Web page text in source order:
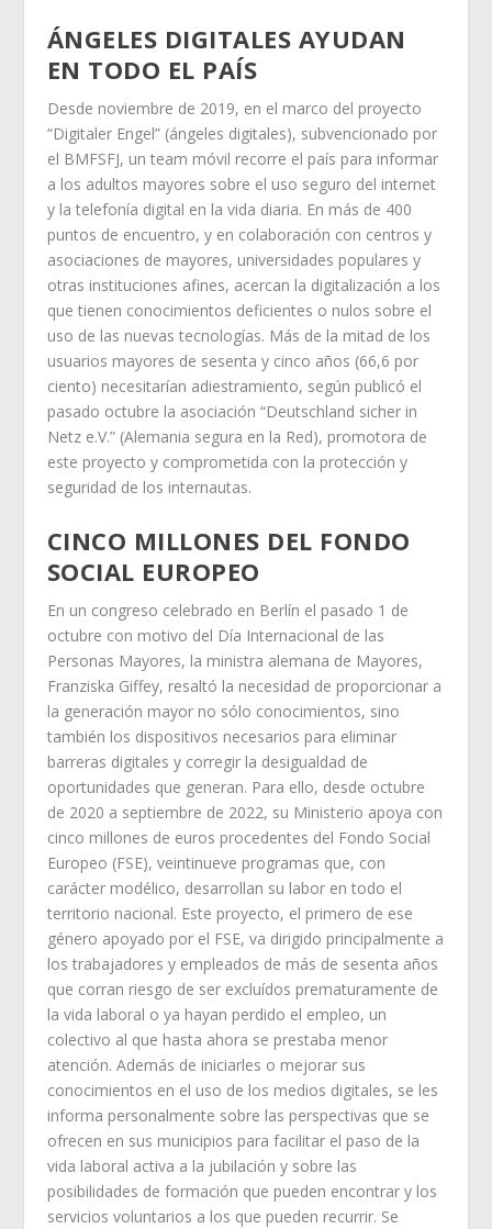
ÁNGELES DIGITALES AYUDAN
EN TODO EL PAÍS
Desde noviembre de 2019, en el marco del proyecto
“Digitaler Engel” (ángeles digitales), subvencionado por
el BMFSFJ, un team móvil recorre el país para informar
a los adultos mayores sobre el uso seguro del internet
y la telefonía digital en la vida diaria. En más de 400
puntos de encuentro, y en colaboración con centros y
asociaciones de mayores, universidades populares y
otras instituciones afines, acercan la digitalización a los
que tienen conocimientos deficientes o nulos sobre el
uso de las nuevas tecnologías. Más de la mitad de los
usuarios mayores de sesenta y cinco años (66,6 por
ciento) necesitarían adiestramiento, según publicó el
pasado octubre la asociación “Deutschland sicher in
Netz e.V.” (Alemania segura en la Red), promotora de
este proyecto y comprometida con la protección y
seguridad de los internautas.
CINCO MILLONES DEL FONDO
SOCIAL EUROPEO
En un congreso celebrado en Berlín el pasado 1 de
octubre con motivo del Día Internacional de las
Personas Mayores, la ministra alemana de Mayores,
Franziska Giffey, resaltó la necesidad de proporcionar a
la generación mayor no sólo conocimientos, sino
también los dispositivos necesarios para eliminar
barreras digitales y corregir la desigualdad de
oportunidades que generan. Para ello, desde octubre
de 2020 a septiembre de 2022, su Ministerio apoya con
cinco millones de euros procedentes del Fondo Social
Europeo (FSE), veintinueve programas que, con
carácter modélico, desarrollan su labor en todo el
territorio nacional. Este proyecto, el primero de ese
género apoyado por el FSE, va dirigido principalmente a
los trabajadores y empleados de más de sesenta años
que corran riesgo de ser excluídos prematuramente de
la vida laboral o ya hayan perdido el empleo, un
colectivo al que hasta ahora se prestaba menor
atención. Además de iniciarles o mejorar sus
conocimientos en el uso de los medios digitales, se les
informa personalmente sobre las perspectivas que se
ofrecen en sus municipios para facilitar el paso de la
vida laboral activa a la jubilación y sobre las
posibilidades de formación que pueden encontrar y los
servicios voluntarios a los que pueden recurrir. Se